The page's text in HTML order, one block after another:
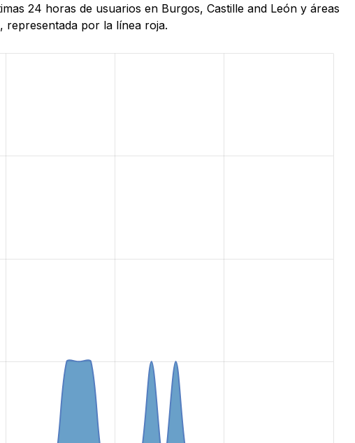
24 horas de usuarios en Burgos, Castille and León y áreas
representada por la línea roja.